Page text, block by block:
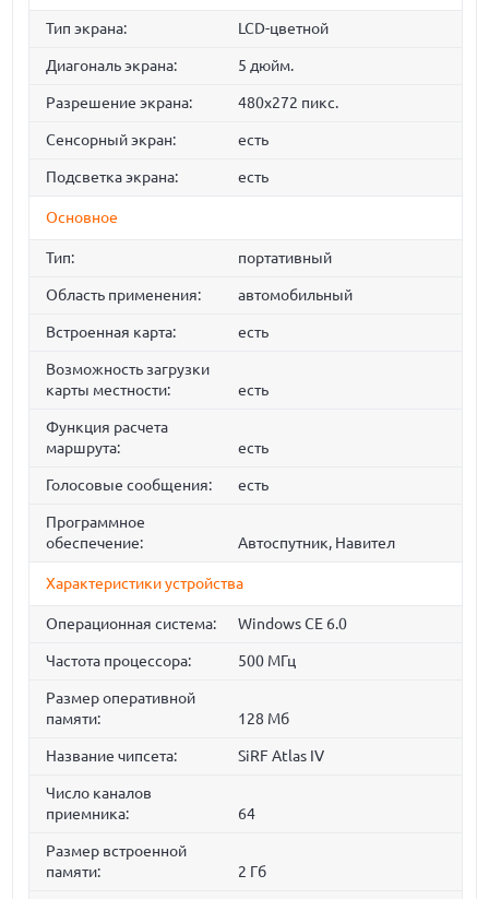
Тип экрана: LCD-цветной
Диагональ экрана: 5 дюйм.
Разрешение экрана: 480x272 пикс.
Сенсорный экран: есть
Подсветка экрана: есть
Основное
Тип: портативный
Область применения: автомобильный
Встроенная карта: есть
Возможность загрузки
карты местности:
есть
Функция расчета
маршрута:
есть
Голосовые сообщения: есть
Программное
обеспечение:
Автоспутник, Навител
Характеристики устройства
Операционная система: Windows CE 6.0
Частота процессора: 500 МГц
Размер оперативной
памяти:
128 Мб
Название чипсета: SiRF Atlas IV
Число каналов
приемника:
64
Размер встроенной
памяти:
2 Гб